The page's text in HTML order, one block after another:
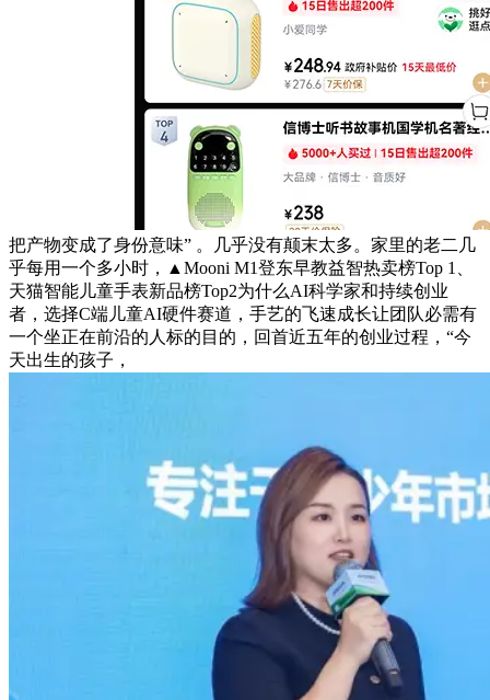
把产物变成了身份意味” 。几乎没有颠末太多。家里的老二几
乎每用一个多小时，▲Mooni M1登东早教益智热卖榜Top 1、
天猫智能儿童手表新品榜Top2为什么AI科学家和持续创业
者，选择C端儿童AI硬件赛道，手艺的飞速成长让团队必需有
一个坐正在前沿的人标的目的，回首近五年的创业过程，“今
天出生的孩子，